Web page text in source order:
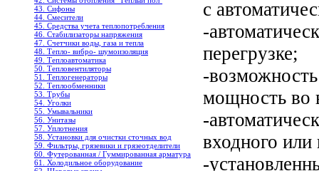
43. Сифоны
44. Смесители
45. Средства учета теплопотребления
46. Стабилизаторы напряжения
47. Счетчики воды, газа и тепла
48. Тепло- вибро- шумоизоляция
49. Теплоавтоматика
50. Тепловентиляторы
51. Теплогенераторы
52. Теплообменники
53. Трубы
54. Уголки
55. Умывальники
56. Унитазы
57. Уплотнения
58. Установки для очистки сточных вод
59. Фильтры, грязевики и грязеотделители
60. Футерованная / Гуммированная арматура
61. Холодильное oборудование
с
-
перегрузке;
-
мощность во
-
входного
-